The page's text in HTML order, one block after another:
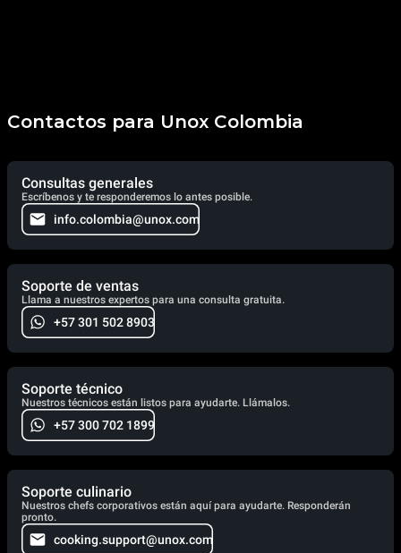
Contactos para Unox Colombia
Consultas generales
Escríbenos y te responderemos lo antes posible.
info.colombia@unox.com
Soporte de ventas
Llama a nuestros expertos para una consulta gratuita.
+57 301 502 8903
Soporte técnico
Nuestros técnicos están listos para ayudarte. Llámalos.
+57 300 702 1899
Soporte culinario
Nuestros chefs corporativos están aquí para ayudarte. Responderán
pronto.
cooking.support@unox.com